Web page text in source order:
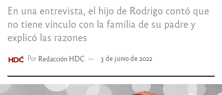
En una entrevista, el hijo de Rodrigo contó que
no tiene vínculo con la familia de su padre y
explicó las razones
Por Redacción HDC 3 de junio de 2022